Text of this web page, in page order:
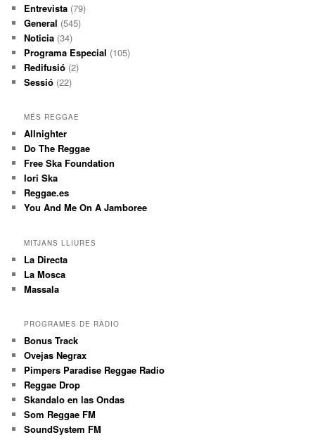
Entrevista (79)
General (545)
Noticia (34)
Programa Especial (105)
Redifusió (2)
Sessió (22)
MÉS REGGAE
Allnighter
Do The Reggae
Free Ska Foundation
Iori Ska
Reggae.es
You And Me On A Jamboree
MITJANS LLIURES
La Directa
La Mosca
Massala
PROGRAMES DE RÀDIO
Bonus Track
Ovejas Negrax
Pimpers Paradise Reggae Radio
Reggae Drop
Skandalo en las Ondas
Som Reggae FM
SoundSystem FM